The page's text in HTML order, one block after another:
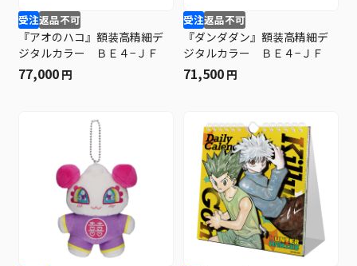
受注返品不可
『アオのハコ』額装高精細デ
ジタルカラー ＢＥ４−ＪＦ
77,000 円
受注返品不可
『ダンダダン』額装高精細デ
ジタルカラー ＢＥ４−ＪＦ
71,500 円